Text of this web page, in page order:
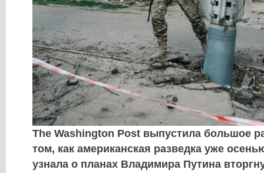
The Washington Post выпустила большое
том, как американская разведка уже
узнала о планах Владимира Путина